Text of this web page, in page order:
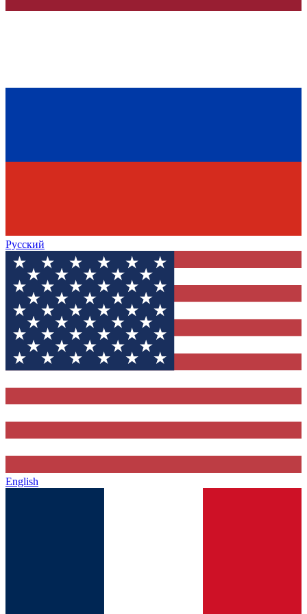
Русский
English